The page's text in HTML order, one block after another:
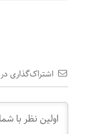
اشتراک‌گذاری در